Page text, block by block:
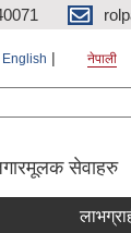
English नेपाली
सेवाहरु